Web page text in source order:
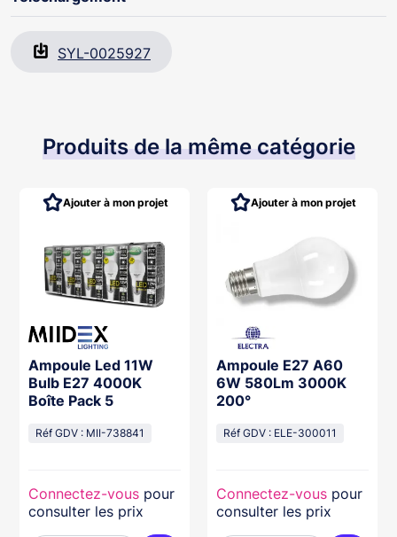
SYL-0025927
Produits de la même catégorie
Ampoule Led 11W
Bulb E27 4000K
Boîte Pack 5
Réf GDV : MII-738841
Connectez-vous pour
consulter les prix
Ajouter à mon projet
Ampoule E27 A60
6W 580Lm 3000K
200°
Réf GDV : ELE-300011
Connectez-vous pour
consulter les prix
Ajouter à mon projet